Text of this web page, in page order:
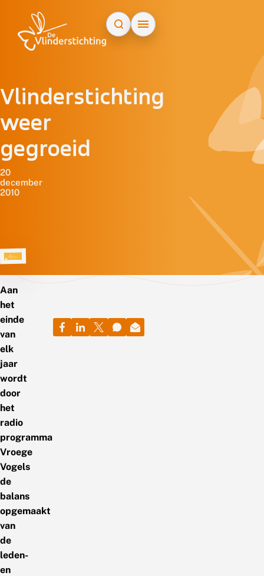
Vlinderstichting
weer
gegroeid
20
december
2010
Aan
het
einde
van
elk
jaar
wordt
door
het
radio
programma
Vroege
Vogels
de
balans
opgemaakt
van
de
leden-
en